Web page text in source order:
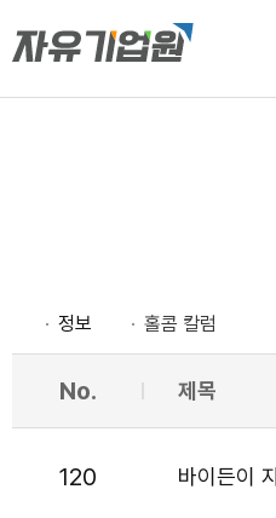
정보 홀콤 칼럼
No. 제목
120 바이든이